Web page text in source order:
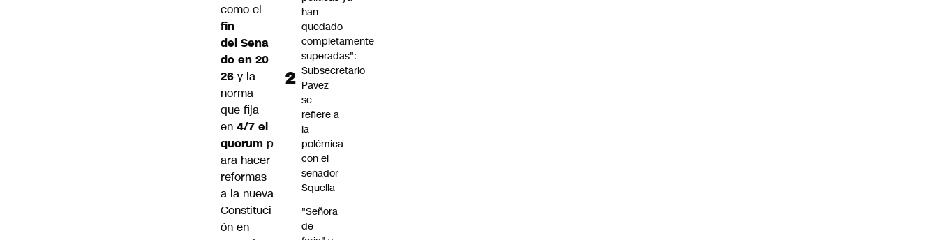
como el
fin
del Sena
do en 20
26 y la
norma
que fija
en 4/7 el
quorum p
ara hacer
reformas
a la nueva
Constituci
ón en
han
quedado
completamente
superadas":
Subsecretario
Pavez
se
refiere a
la
polémica
con el
senador
Squella
"Señora
de